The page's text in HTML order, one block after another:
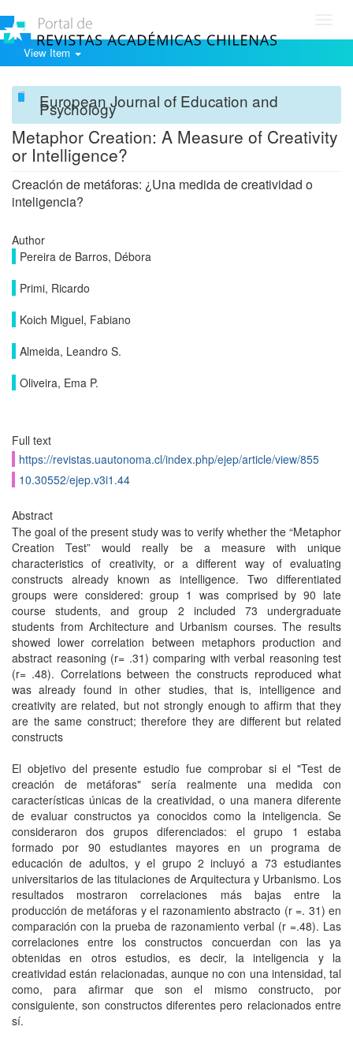
View Item
European Journal of Education and
Psychology
Metaphor Creation: A Measure of Creativity
or Intelligence?
Creación de metáforas: ¿Una medida de creatividad o
inteligencia?
Author
Pereira de Barros, Débora
Primi, Ricardo
Koich Miguel, Fabiano
Almeida, Leandro S.
Oliveira, Ema P.
Full text
https://revistas.uautonoma.cl/index.php/ejep/article/view/855
10.30552/ejep.v3i1.44
Abstract
The goal of the present study was to verify whether the “Metaphor
Creation Test” would really be a measure with unique
characteristics of creativity, or a different way of evaluating
constructs already known as intelligence. Two differentiated
groups were considered: group 1 was comprised by 90 late
course students, and group 2 included 73 undergraduate
students from Architecture and Urbanism courses. The results
showed lower correlation between metaphors production and
abstract reasoning (r= .31) comparing with verbal reasoning test
(r= .48). Correlations between the constructs reproduced what
was already found in other studies, that is, intelligence and
creativity are related, but not strongly enough to affirm that they
are the same construct; therefore they are different but related
constructs
El objetivo del presente estudio fue comprobar si el "Test de
creación de metáforas" sería realmente una medida con
características únicas de la creatividad, o una manera diferente
de evaluar constructos ya conocidos como la inteligencia. Se
consideraron dos grupos diferenciados: el grupo 1 estaba
formado por 90 estudiantes mayores en un programa de
educación de adultos, y el grupo 2 incluyó a 73 estudiantes
universitarios de las titulaciones de Arquitectura y Urbanismo. Los
resultados mostraron correlaciones más bajas entre la
producción de metáforas y el razonamiento abstracto (r =. 31) en
comparación con la prueba de razonamiento verbal (r =.48). Las
correlaciones entre los constructos concuerdan con las ya
obtenidas en otros estudios, es decir, la inteligencia y la
creatividad están relacionadas, aunque no con una intensidad, tal
como, para afirmar que son el mismo constructo, por
consiguiente, son constructos diferentes pero relacionados entre
sí.